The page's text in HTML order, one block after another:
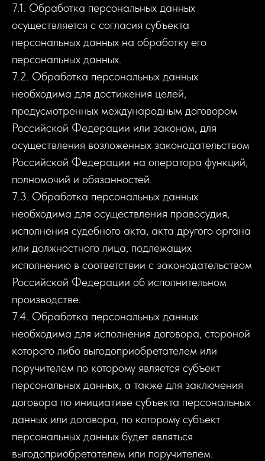
7.1. Обработка персональных данных
осуществляется с согласия субъекта
персональных данных на обработку его
персональных данных.
7.2. Обработка персональных данных
необходима для достижения целей,
предусмотренных международным договором
Российской Федерации или законом, для
осуществления возложенных законодательством
Российской Федерации на оператора функций,
полномочий и обязанностей.
7.3. Обработка персональных данных
необходима для осуществления правосудия,
исполнения судебного акта, акта другого органа
или должностного лица, подлежащих
исполнению в соответствии с законодательством
Российской Федерации об исполнительном
производстве.
7.4. Обработка персональных данных
необходима для исполнения договора, стороной
которого либо выгодоприобретателем или
поручителем по которому является субъект
персональных данных, а также для заключения
договора по инициативе субъекта персональных
данных или договора, по которому субъект
персональных данных будет являться
выгодоприобретателем или поручителем.